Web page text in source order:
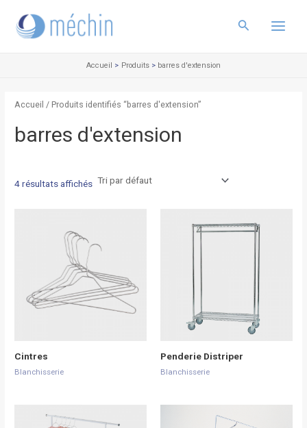
contenu
Rechercher
Menu
Accueil Produits barres d'extension
Accueil / Produits identifiés “barres d'extension”
barres d'extension
4 résultats affichés
Cintres
Blanchisserie
Penderie Distriper
Blanchisserie